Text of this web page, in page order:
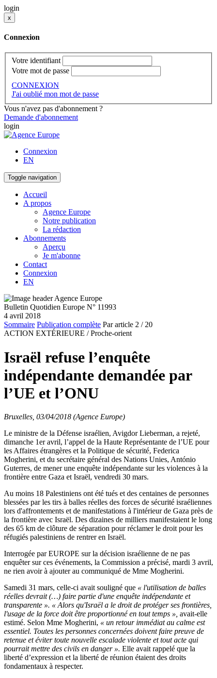
login
x
Connexion
Votre identifiant
Votre mot de passe
CONNEXION
J'ai oublié mon mot de passe
Vous n'avez pas d'abonnement ?
Demande d'abonnement
login
Connexion
EN
Toggle navigation
Accueil
A propos
Agence Europe
Notre publication
La rédaction
Abonnements
Aperçu
Je m'abonne
Contact
Connexion
EN
Bulletin Quotidien Europe N° 11993
4 avril 2018
Sommaire Publication complète Par article 2 / 20
ACTION EXTÉRIEURE / Proche-orient
Israël refuse l’enquête
indépendante demandée par
l’UE et l’ONU
Bruxelles, 03/04/2018 (Agence Europe)
Le ministre de la Défense israélien, Avigdor Lieberman, a rejeté,
dimanche 1er avril, l’appel de la Haute Représentante de l’UE pour
les Affaires étrangères et la Politique de sécurité, Federica
Mogherini, et du secrétaire général des Nations Unies, António
Guterres, de mener une enquête indépendante sur les violences à la
frontière entre Gaza et Israël, vendredi 30 mars.
Au moins 18 Palestiniens ont été tués et des centaines de personnes
blessées par les tirs à balles réelles des forces de sécurité israéliennes
lors d'affrontements et de manifestations à l'intérieur de Gaza près de
la frontière avec Israël. Des dizaines de milliers manifestaient le long
des 65 km de clôture de séparation pour réclamer le droit pour les
réfugiés palestiniens de rentrer en Israël.
Interrogée par EUROPE sur la décision israélienne de ne pas
enquêter sur ces événements, la Commission a précisé, mardi 3 avril,
ne rien avoir à ajouter au communiqué de Mme Mogherini.
Samedi 31 mars, celle-ci avait souligné que « l'utilisation de balles
réelles devrait (…) faire partie d'une enquête indépendante et
transparente ». « Alors qu'Israël a le droit de protéger ses frontières,
l'usage de la force doit être proportionné en tout temps », avait-elle
estimé. Selon Mme Mogherini, « un retour immédiat au calme est
essentiel. Toutes les personnes concernées doivent faire preuve de
retenue et éviter toute nouvelle escalade violente et tout acte qui
pourrait mettre des civils en danger ». Elle avait rappelé que la
liberté d’expression et la liberté de réunion étaient des droits
fondamentaux à respecter.